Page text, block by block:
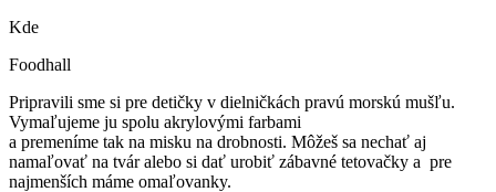
Kde
Foodhall
Pripravili sme si pre detičky v dielničkách pravú morskú mušľu.
Vymaľujeme ju spolu akrylovými farbami
a premeníme tak na misku na drobnosti. Môžeš sa nechať aj
namaľovať na tvár alebo si dať urobiť zábavné tetovačky a pre
najmenších máme omaľovanky.